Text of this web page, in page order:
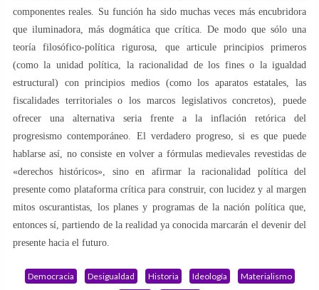
componentes reales. Su función ha sido muchas veces más encubridora
que iluminadora, más dogmática que crítica. De modo que sólo una
teoría filosófico-política rigurosa, que articule principios primeros
(como la unidad política, la racionalidad de los fines o la igualdad
estructural) con principios medios (como los aparatos estatales, las
fiscalidades territoriales o los marcos legislativos concretos), puede
ofrecer una alternativa seria frente a la inflación retórica del
progresismo contemporáneo. El verdadero progreso, si es que puede
hablarse así, no consiste en volver a fórmulas medievales revestidas de
«derechos históricos», sino en afirmar la racionalidad política del
presente como plataforma crítica para construir, con lucidez y al margen
mitos oscurantistas, los planes y programas de la nación política que,
entonces sí, partiendo de la realidad ya conocida marcarán el devenir del
presente hacia el futuro.
Democracia Desigualdad Historia Ideología
Materialismo